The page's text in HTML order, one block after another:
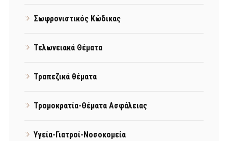
Σωφρονιστικός Κώδικας
Τελωνειακά Θέματα
Τραπεζικά θέματα
Τρομοκρατία-Θέματα Ασφάλειας
Υγεία-Γιατροί-Νοσοκομεία